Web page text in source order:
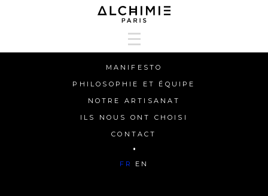
MANIFESTO
PHILOSOPHIE ET ÉQUIPE
ILS NOUS ONT CHOISI
MANIFESTO
PHILOSOPHIE ET ÉQUIPE
NOTRE ARTISANAT
ILS NOUS ONT CHOISI
CONTACT
FR EN